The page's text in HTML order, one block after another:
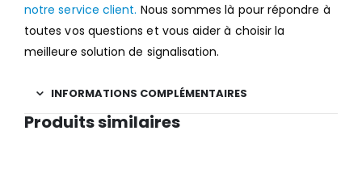
notre service client. Nous sommes là pour répondre à
toutes vos questions et vous aider à choisir la
meilleure solution de signalisation.
INFORMATIONS COMPLÉMENTAIRES
Produits similaires